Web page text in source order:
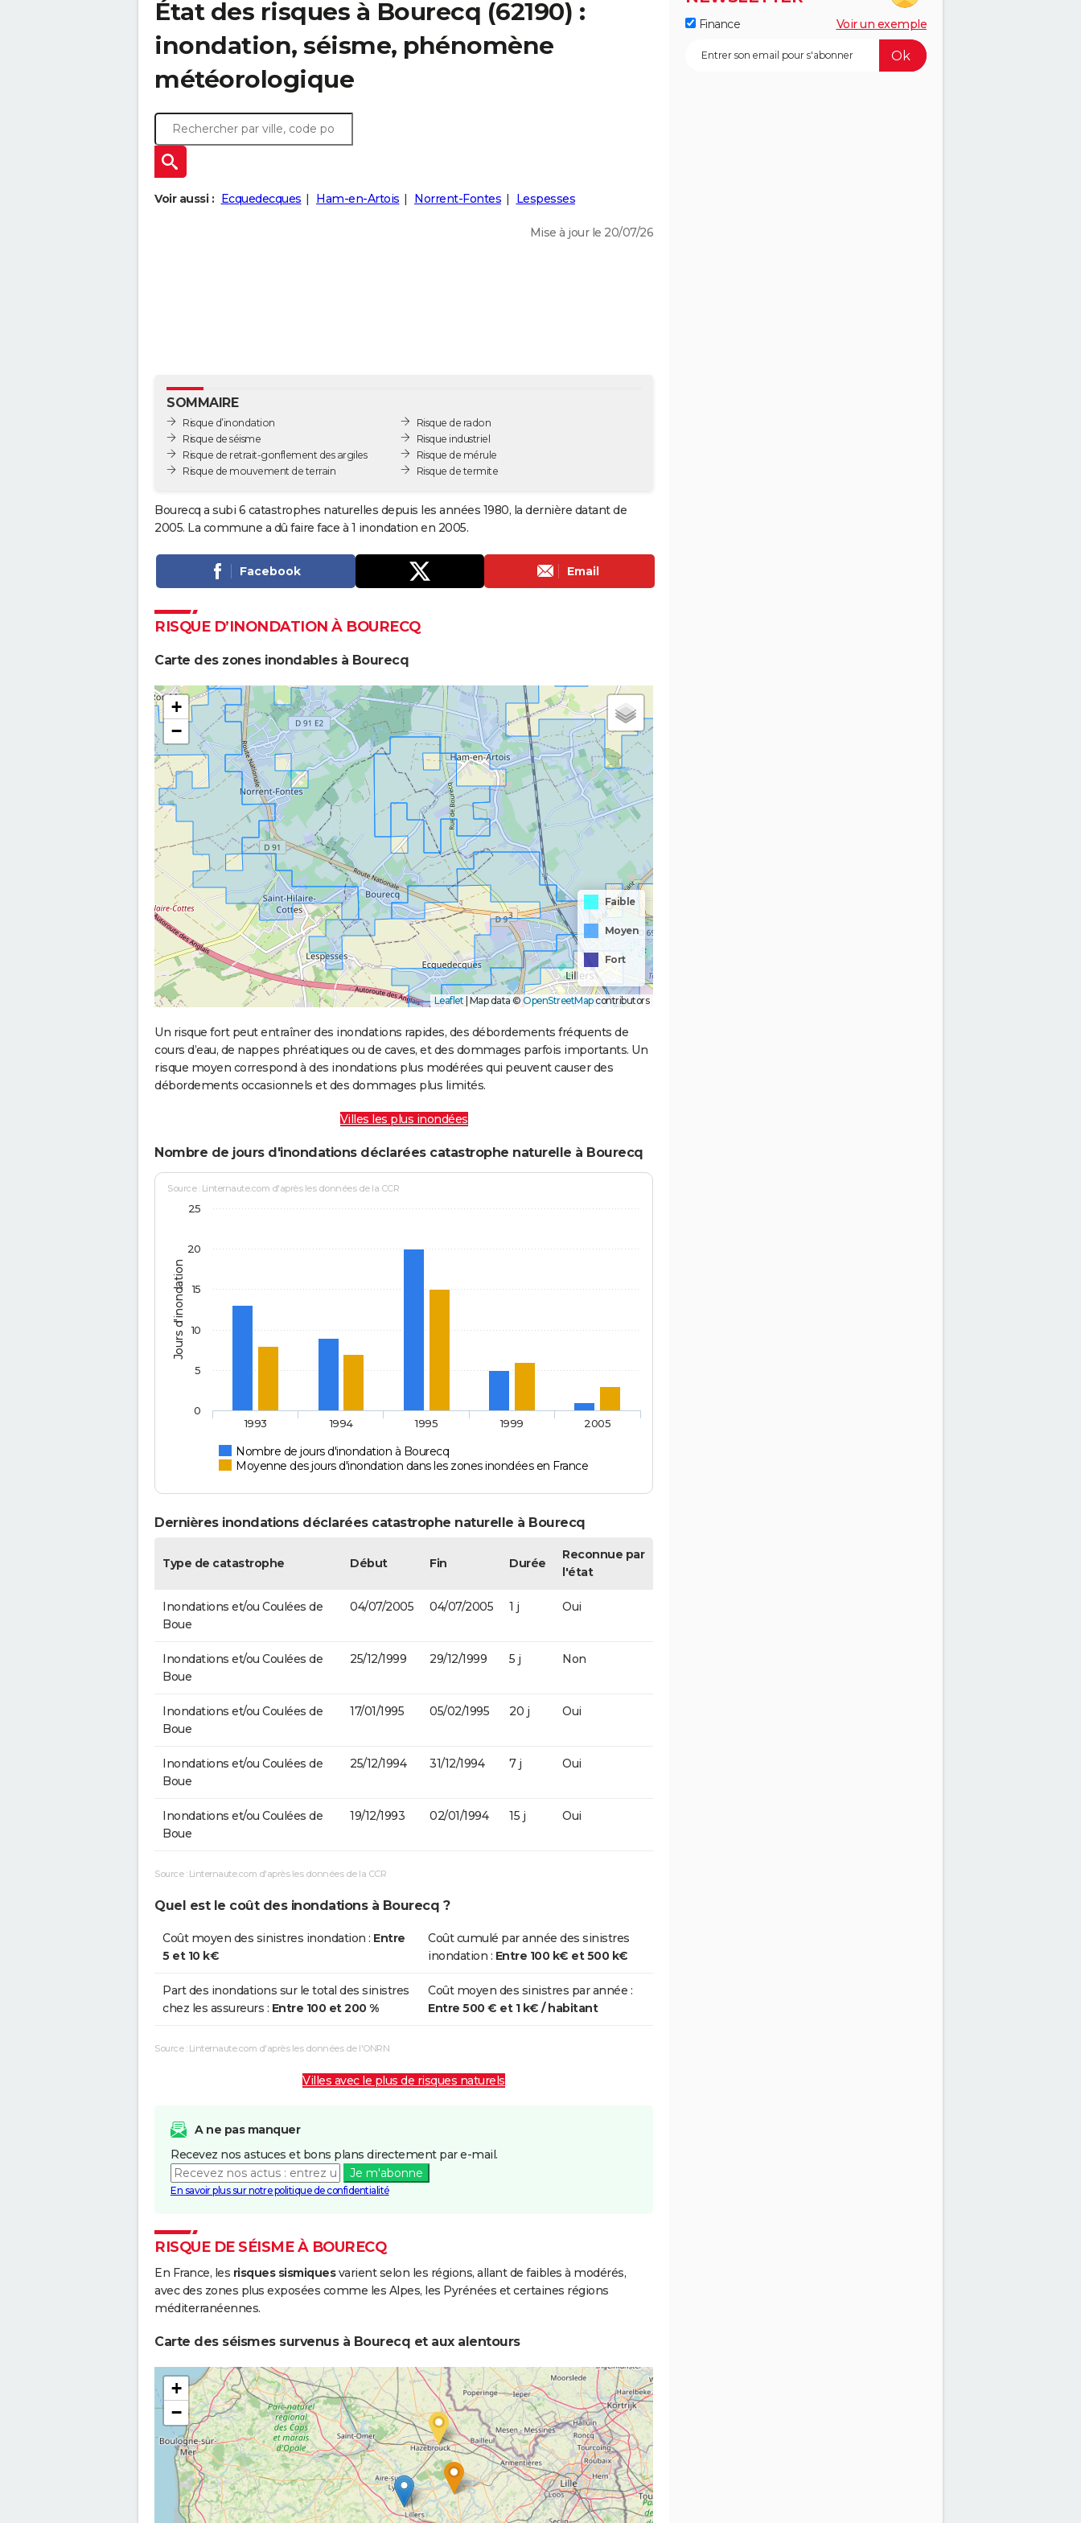
État des risques à Bourecq (62190) :
inondation, séisme, phénomène
météorologique
Voir aussi : Ecquedecques Ham-en-Artois Norrent-Fontes Lespesses
Mise à jour le 20/07/26
SOMMAIRE
Risque d’inondation
Risque de séisme
Risque de retrait-gonflement des argiles
Risque de mouvement de terrain
Risque de radon
Risque industriel
Risque de mérule
Risque de termite
Bourecq a subi 6 catastrophes naturelles depuis les années 1980, la dernière datant de
2005. La commune a dû faire face à 1 inondation en 2005.
Facebook Email
RISQUE D’INONDATION À BOURECQ
Carte des zones inondables à Bourecq
+
−
Faible
Moyen
Fort
Leaflet|Map data ©OpenStreetMapcontributors
Un risque fort peut entraîner des inondations rapides, des débordements fréquents de
cours d’eau, de nappes phréatiques ou de caves, et des dommages parfois importants. Un
risque moyen correspond à des inondations plus modérées qui peuvent causer des
débordements occasionnels et des dommages plus limités.
Villes les plus inondées
Nombre de jours d'inondations déclarées catastrophe naturelle à Bourecq
Jours d'inondation
Source : Linternaute.com d'après les données de la CCR
Nombre de jours d'inondation à Bourecq
Moyenne des jours d'inondation dans les zones inondées en France
1993 1994 1995 1999 2005
0
5
10
15
20
25
Dernières inondations déclarées catastrophe naturelle à Bourecq
Type de catastrophe Début Fin Durée
Reconnue par
l'état
Inondations et/ou Coulées de
Boue
04/07/2005 04/07/2005 1 j Oui
Inondations et/ou Coulées de
Boue
25/12/1999 29/12/1999 5 j Non
Inondations et/ou Coulées de
Boue
17/01/1995 05/02/1995 20 j Oui
Inondations et/ou Coulées de
Boue
25/12/1994 31/12/1994 7 j Oui
Inondations et/ou Coulées de
Boue
19/12/1993 02/01/1994 15 j Oui
Source : Linternaute.com d'après les données de la CCR
Quel est le coût des inondations à Bourecq ?
Coût moyen des sinistres inondation : Entre
5 et 10 k€
Coût cumulé par année des sinistres
inondation : Entre 100 k€ et 500 k€
Part des inondations sur le total des sinistres
chez les assureurs : Entre 100 et 200 %
Coût moyen des sinistres par année :
Entre 500 € et 1 k€ / habitant
Source : Linternaute.com d'après les données de l'ONRN
Villes avec le plus de risques naturels
A ne pas manquer
Recevez nos astuces et bons plans directement par e-mail.
Je m'abonne
En savoir plus sur notre politique de confidentialité
RISQUE DE SÉISME À BOURECQ
En France, les risques sismiquesvarient selon les régions, allant de faibles à modérés,
avec des zones plus exposées comme les Alpes, les Pyrénées et certaines régions
méditerranéennes.
Carte des séismes survenus à Bourecq et aux alentours
+
−
Finance Voir un exemple